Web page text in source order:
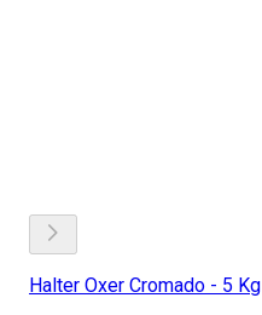
Halter Oxer Cromado - 5 Kg